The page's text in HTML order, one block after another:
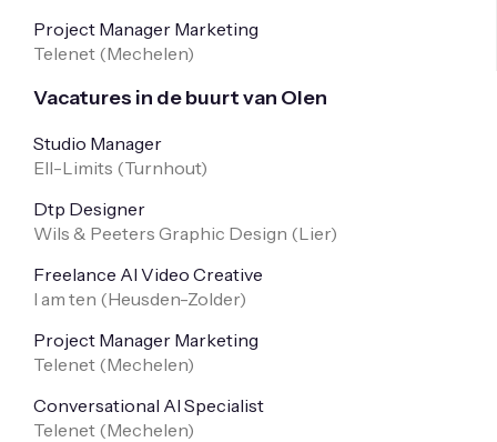
Project Manager Marketing
Telenet (Mechelen)
Vacatures in de buurt van Olen
Studio Manager
Ell-Limits (Turnhout)
Dtp Designer
Wils & Peeters Graphic Design (Lier)
Freelance AI Video Creative
I am ten (Heusden-Zolder)
Project Manager Marketing
Telenet (Mechelen)
Conversational AI Specialist
Telenet (Mechelen)